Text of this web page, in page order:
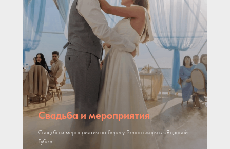
Свадьба и мероприятия
Свадьба и мероприятия на берегу Белого моря в «Яндовой
Губе»